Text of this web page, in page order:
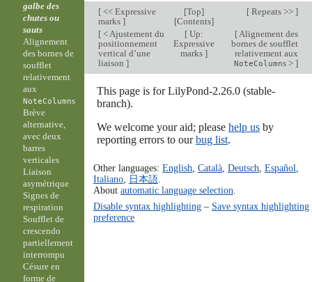
[<< Expressive
marks ]
[Top]
[Contents]
[Repeats >> ]
[< Ajustement du
positionnement
vertical d’une
liaison ]
[Up:
Expressive
marks ]
[Alignement des
bornes de soufflet
relativement aux
NoteColumns > ]
This page is for LilyPond-2.26.0 (stable-
branch).
We welcome your aid; please help usby
reporting errors to ourbug list.
Other languages: English Català, Deutsch Español
Italiano, 日本語.
About automatic language selection
Disable syntax highlighting– Save syntax highlighting
preference
galbe des
chutes ou
sauts
Alignement
des bornes de
soufflet
relativement
aux
NoteColumns
Brève
alternative,
avec deux
barres
verticales
Liaison
asymétrique
Signes de
respiration
Soufflet de
crescendo
partiellement
interrompu
Césure en
forme de